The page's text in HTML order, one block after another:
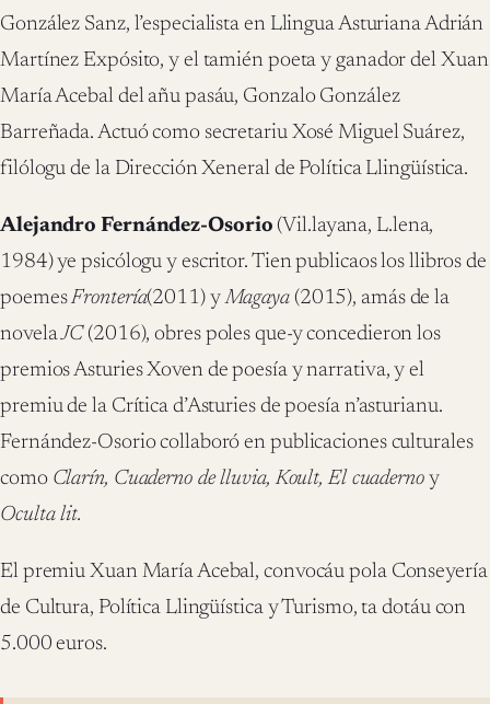
González Sanz, l’especialista en Llingua Asturiana Adrián
Martínez Expósito, y el tamién poeta y ganador del Xuan
María Acebal del añu pasáu, Gonzalo González
Barreñada. Actuó como secretariu Xosé Miguel Suárez,
filólogu de la Dirección Xeneral de Política Llingüística.
Alejandro Fernández-Osorio (Vil.layana, L.lena,
1984) ye psicólogu y escritor. Tien publicaos los llibros de
poemesFrontería(2011) yMagaya(2015), amás de la
novelaJC(2016), obres poles que-y concedieron los
premios Asturies Xoven de poesía y narrativa, y el
premiu de la Crítica d’Asturies de poesía n’asturianu.
Fernández-Osorio collaboró en publicaciones culturales
como Clarín, Cuaderno de lluvia, Koult, El cuadernoy
Oculta lit.
El premiu Xuan María Acebal, convocáu pola Conseyería
de Cultura, Política Llingüística y Turismo, ta dotáu con
5.000 euros.